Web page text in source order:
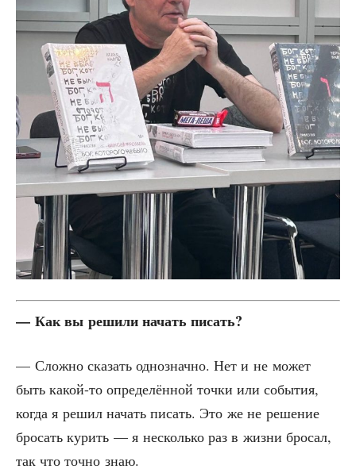
— Как вы реши­ли начать писать?
— Слож­но ска­зать одно­знач­но. Нет и не может
быть какой-то опре­де­лён­ной точ­ки или собы­тия,
когда я решил начать писать. Это же не реше­ние
бро­сать курить — я несколь­ко раз в жиз­ни бро­сал,
так что точ­но знаю.